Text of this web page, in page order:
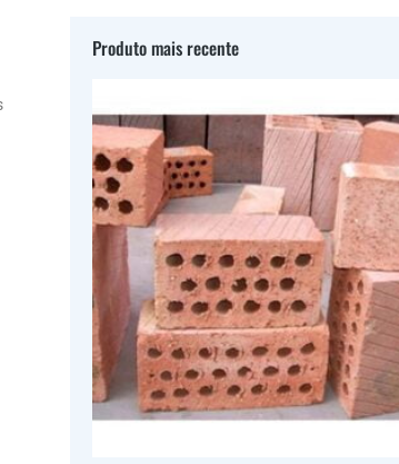
Produto mais recente